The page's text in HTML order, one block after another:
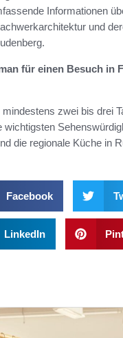
Informationen
und
für einen Besuch in
mindestens zwei bis drei
wichtigsten
die regionale Küche in
Facebook
LinkedIn